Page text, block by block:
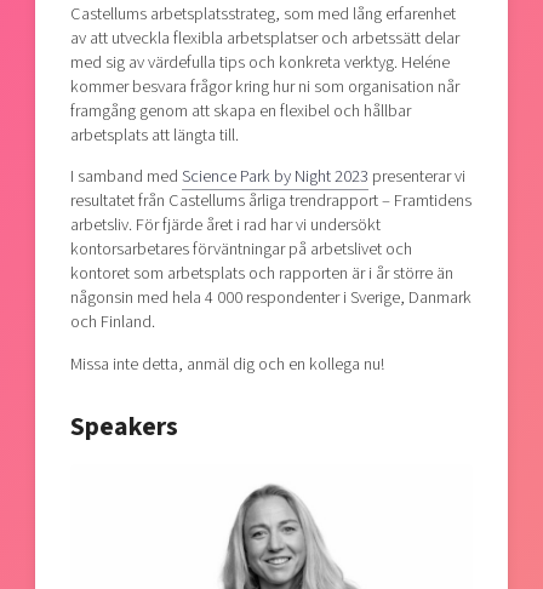
Castellums arbetsplatsstrateg, som med lång erfarenhet
av att utveckla flexibla arbetsplatser och arbetssätt delar
med sig av värdefulla tips och konkreta verktyg. Heléne
kommer besvara frågor kring hur ni som organisation når
framgång genom att skapa en flexibel och hållbar
arbetsplats att längta till.
I samband medScience Park by Night 2023 presenterar vi
resultatet från Castellums årliga trendrapport – Framtidens
arbetsliv. För fjärde året i rad har vi undersökt
kontorsarbetares förväntningar på arbetslivet och
kontoret som arbetsplats och rapporten är i år större än
någonsin med hela 4 000 respondenter i Sverige, Danmark
och Finland.
Missa inte detta, anmäl dig och en kollega nu!
Speakers